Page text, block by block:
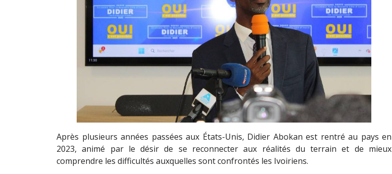
Après plusieurs années passées aux États-Unis, Didier Abokan est rentré au pays en
2023, animé par le désir de se reconnecter aux réalités du terrain et de mieux
comprendre les difficultés auxquelles sont confrontés les Ivoiriens.